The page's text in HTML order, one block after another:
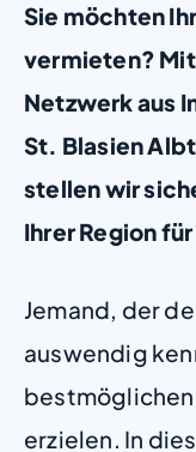
Sie möchten
vermieten?
Netzwerk aus
St. Blasien
stellen wir
Ihrer Region
Jemand, der
auswendig
bestmöglichen
erzielen. In